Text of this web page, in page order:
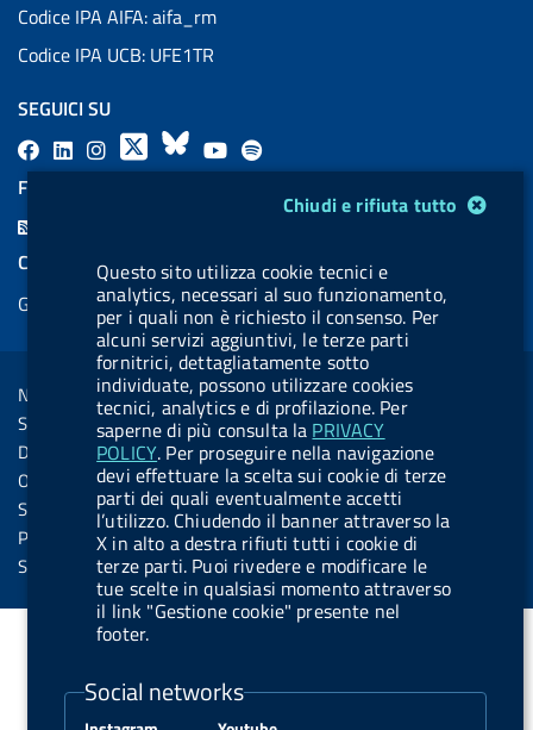
Chiudi e rifiuta tutto
Questo sito utilizza cookie tecnici e
analytics, necessari al suo funzionamento,
per i quali non è richiesto il consenso. Per
alcuni servizi aggiuntivi, le terze parti
fornitrici, dettagliatamente sotto
individuate, possono utilizzare cookies
tecnici, analytics e di profilazione. Per
saperne di più consulta la PRIVACY
POLICY. Per proseguire nella navigazione
devi effettuare la scelta sui cookie di terze
parti dei quali eventualmente accetti
l’utilizzo. Chiudendo il banner attraverso la
X in alto a destra rifiuti tutti i cookie di
terze parti. Puoi rivedere e modificare le
tue scelte in qualsiasi momento attraverso
il link "Gestione cookie" presente nel
footer.
Social networks
Codice IPA AIFA: aifa_rm
Codice IPA UCB: UFE1TR
SEGUICI SU
F
a
L
i
a
l
.
b
u
t
t
o
n
.
i
n
s
a
X
B
l
s
k
y
Y
o
u
b
e
l
a
l
.
b
u
t
t
o
n
.
s
p
o
i
FEED RSS
COOKIES
Gestione cookie
Sezione Link Utili
Note legali
Social Media Policy
Dichiarazione di accessibilità
Obiettivi di accessibilità
Statistiche sito
Privacy
Servizi Online